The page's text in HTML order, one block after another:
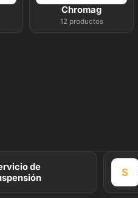
Chromag
12 productos
de
S